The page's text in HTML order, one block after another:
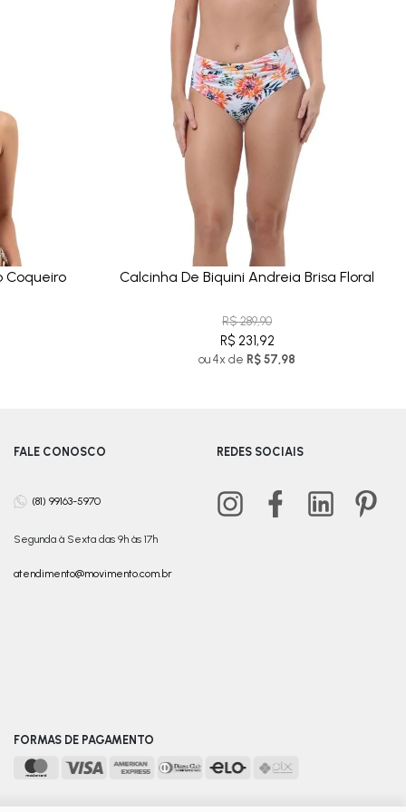
Coqueiro Calcinha De Biquini Andreia Brisa Floral
R$ 289,90
R$ 231,92
ou 4x de R$ 57,98
FALE CONOSCO
(81) 99163-5970
Segunda à Sexta das 9h às 17h
atendimento@movimento.com.br
REDES SOCIAIS
FORMAS DE PAGAMENTO